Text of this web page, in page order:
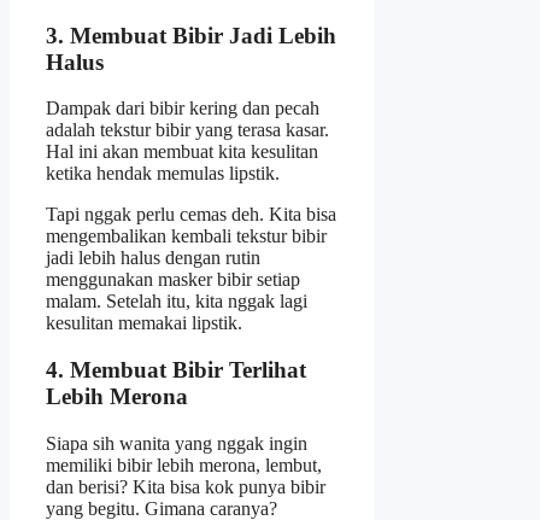
3. Membuat Bibir Jadi Lebih
Halus
Dampak dari bibir kering dan pecah
adalah tekstur bibir yang terasa kasar.
Hal ini akan membuat kita kesulitan
ketika hendak memulas lipstik.
Tapi nggak perlu cemas deh. Kita bisa
mengembalikan kembali tekstur bibir
jadi lebih halus dengan rutin
menggunakan masker bibir setiap
malam. Setelah itu, kita nggak lagi
kesulitan memakai lipstik.
4. Membuat Bibir Terlihat
Lebih Merona
Siapa sih wanita yang nggak ingin
memiliki bibir lebih merona, lembut,
dan berisi? Kita bisa kok punya bibir
yang begitu. Gimana caranya?